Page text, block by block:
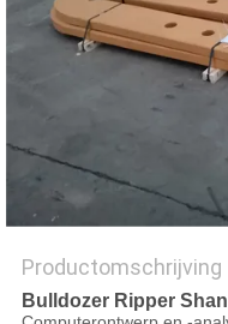
SITEMAP
PRIVACY
POLICY
Productomschrijving
Bulldozer Ripper